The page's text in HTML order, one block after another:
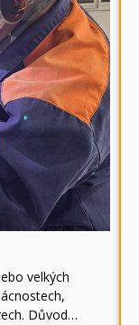
velkých
Důvod…